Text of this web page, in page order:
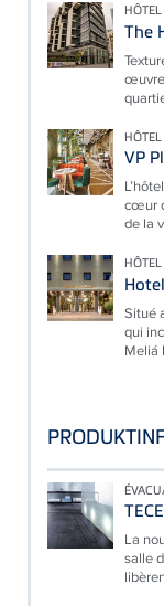
The
VP
cœur
de la
Situé
qui
Meliá
La
salle